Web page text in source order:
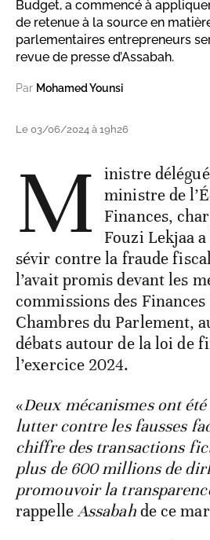
Budget, a commencé à
de retenue à la source en
parlementaires entrepreneurs
revue de presse d’Assabah.
Par Mohamed Younsi
Le 03/06/2024 à 19h26
M
inistre
ministre de
Finances,
Fouzi Lekjaa
sévir contre la fraude
l’avait promis devant les
commissions des Finances
Chambres du Parlement,
débats autour de la loi de
l’exercice 2024.
«Deux mécanismes ont
lutter contre les fausses
chiffre des transactions
plus de 600 millions de
promouvoir la
rappelleAssabahde ce